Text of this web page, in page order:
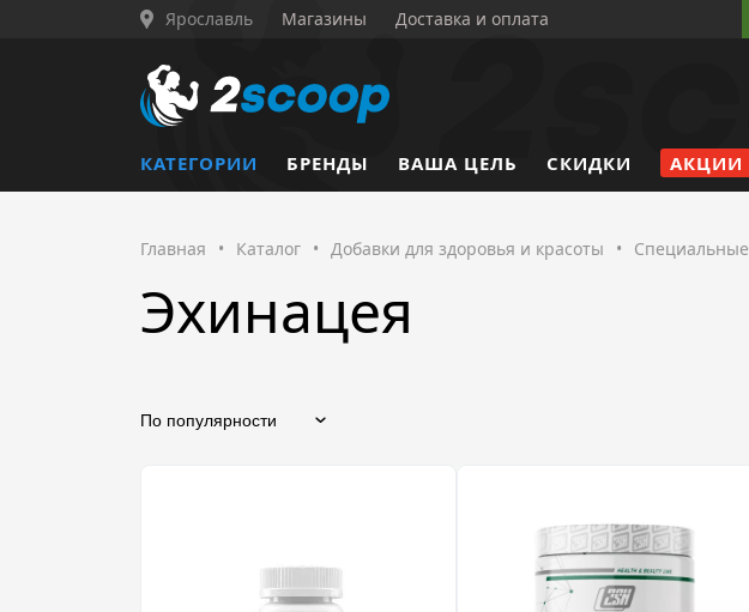
Ярославль Магазины Доставка и оплата
КАТЕГОРИИ БРЕНДЫ ВАША ЦЕЛЬ СКИДКИ АКЦИИ
Главная • Каталог • Добавки для здоровья и красоты •
Эхинацея